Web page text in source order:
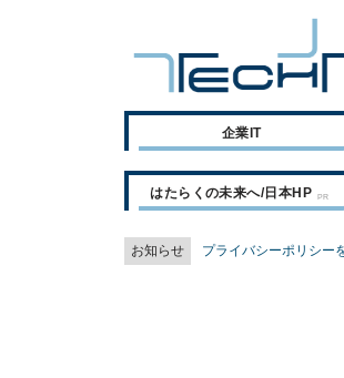
企業IT
はたらくの未来へ/日本HP
お知らせ プライバシーポリシー